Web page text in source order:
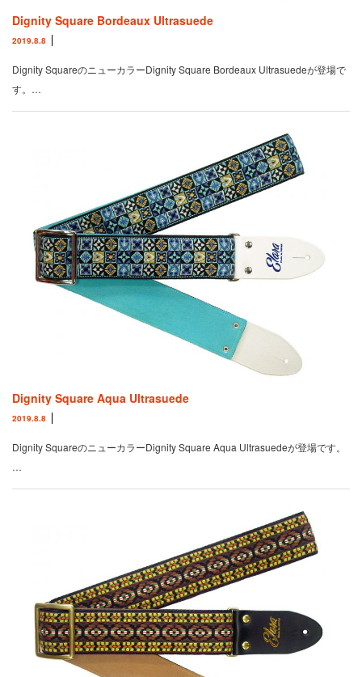
Dignity Square Bordeaux Ultrasuede
2019.8.8
Dignity SquareのニューカラーDignity Square Bordeaux Ultrasuedeが登場で
す。…
Dignity Square Aqua Ultrasuede
2019.8.8
Dignity SquareのニューカラーDignity Square Aqua Ultrasuedeが登場です。
…